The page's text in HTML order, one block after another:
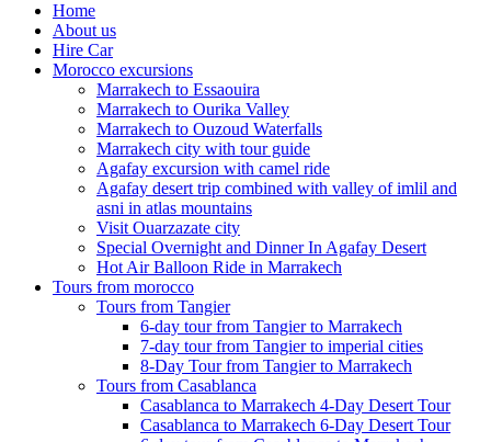
Home
About us
Hire Car
Morocco excursions
Marrakech to Essaouira
Marrakech to Ourika Valley
Marrakech to Ouzoud Waterfalls
Marrakech city with tour guide
Agafay excursion with camel ride
Agafay desert trip combined with valley of imlil and
asni in atlas mountains
Visit Ouarzazate city
Special Overnight and Dinner In Agafay Desert
Hot Air Balloon Ride in Marrakech
Tours from morocco
Tours from Tangier
6-day tour from Tangier to Marrakech
7-day tour from Tangier to imperial cities
8-Day Tour from Tangier to Marrakech
Tours from Casablanca
Casablanca to Marrakech 4-Day Desert Tour
Casablanca to Marrakech 6-Day Desert Tour